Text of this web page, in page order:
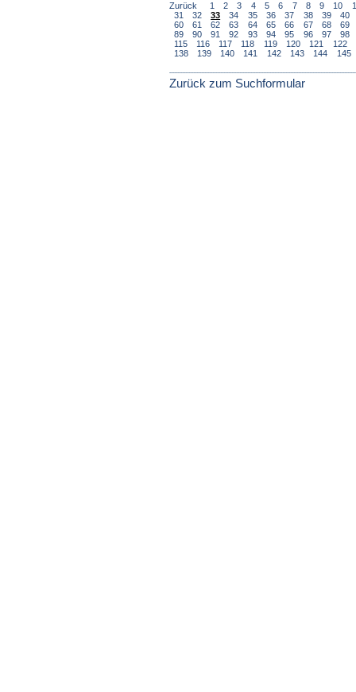
Zurück
1 2 3 4 5 6 7 8 9 10
31
32 33 34 35 36 37 38 39
40
60
61 62 63 64 65 66 67 68
69
89
90 91 92 93 94 95 96 97
98
115
116 117 118 119 120 121 122
138
139 140 141 142 143 144 145
Zurück zum Suchformular